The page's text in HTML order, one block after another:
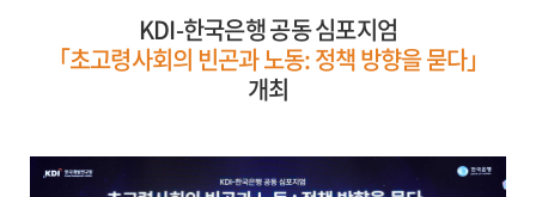
KDI-한국은행 공동 심포지엄
「초고령사회의 빈곤과 노동: 정책 방향을 묻다」
개최